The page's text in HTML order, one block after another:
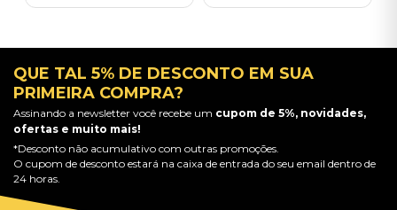
QUE TAL 5% DE DESCONTO EM SUA
PRIMEIRA COMPRA?
Assinando a newsletter você recebe um cupom de 5%, novidades,
ofertas e muito mais!
*Desconto não acumulativo com outras promoções.
O cupom de desconto estará na caixa de entrada do seu email dentro de
24 horas.